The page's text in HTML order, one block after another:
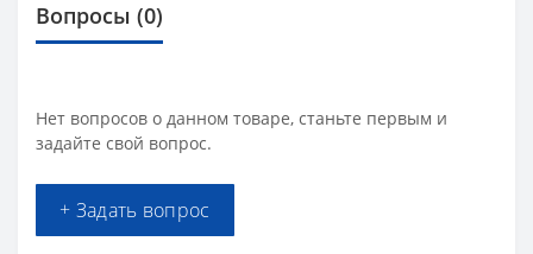
Вопросы (0)
Нет вопросов о данном товаре, станьте первым и
задайте свой вопрос.
+ Задать вопрос